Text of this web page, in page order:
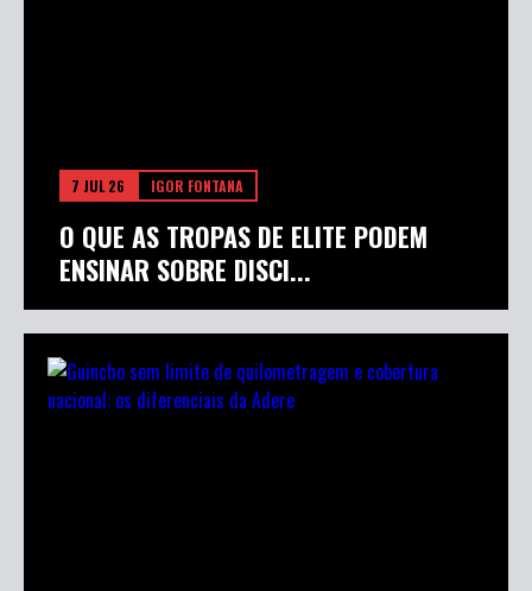
7 JUL 26 IGOR FONTANA
O QUE AS TROPAS DE ELITE PODEM
ENSINAR SOBRE DISCI...